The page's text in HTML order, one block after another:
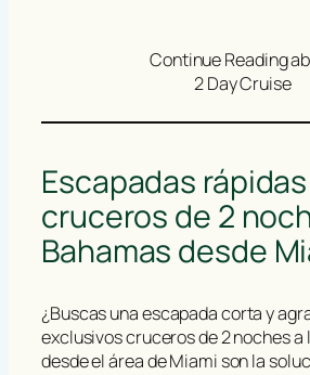
Continue Reading
2 Day Cruise
Escapadas
cruceros de 2
Bahamas desde
¿Buscas una escapada corta y
exclusivos cruceros de 2 noches a
desde el área de Miami son la